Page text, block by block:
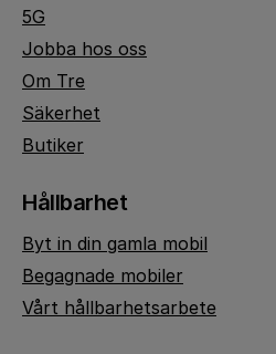
5G
Jobba hos oss
Om Tre
Säkerhet
Butiker
Hållbarhet
Byt in din gamla mobil
Begagnade mobiler
Vårt hållbarhetsarbete